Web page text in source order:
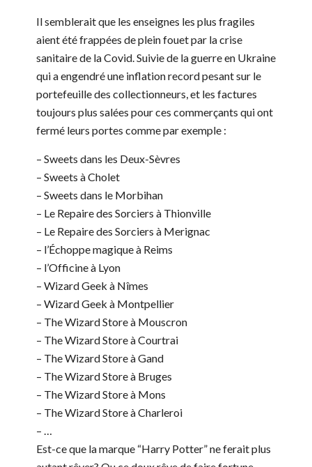
Il semblerait que les enseignes les plus fragiles
aient été frappées de plein fouet par la crise
sanitaire de la Covid. Suivie de la guerre en Ukraine
qui a engendré une inflation record pesant sur le
portefeuille des collectionneurs, et les factures
toujours plus salées pour ces commerçants qui ont
fermé leurs portes comme par exemple :
– Sweets dans les Deux-Sèvres
– Sweets à Cholet
– Sweets dans le Morbihan
– Le Repaire des Sorciers à Thionville
– Le Repaire des Sorciers à Merignac
– l’Échoppe magique à Reims
– l’Officine à Lyon
– Wizard Geek à Nîmes
– Wizard Geek à Montpellier
– The Wizard Store à Mouscron
– The Wizard Store à Courtrai
– The Wizard Store à Gand
– The Wizard Store à Bruges
– The Wizard Store à Mons
– The Wizard Store à Charleroi
– …
Est-ce que la marque “Harry Potter” ne ferait plus